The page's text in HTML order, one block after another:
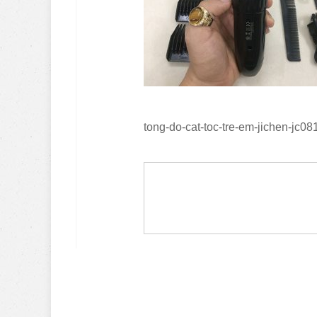
tong-do-cat-toc-tre-em-jichen-